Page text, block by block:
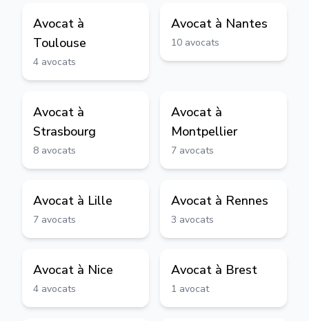
Avocat à
Toulouse
4 avocats
Avocat à Nantes
10 avocats
Avocat à
Strasbourg
8 avocats
Avocat à
Montpellier
7 avocats
Avocat à Lille
7 avocats
Avocat à Rennes
3 avocats
Avocat à Nice
4 avocats
Avocat à Brest
1 avocat